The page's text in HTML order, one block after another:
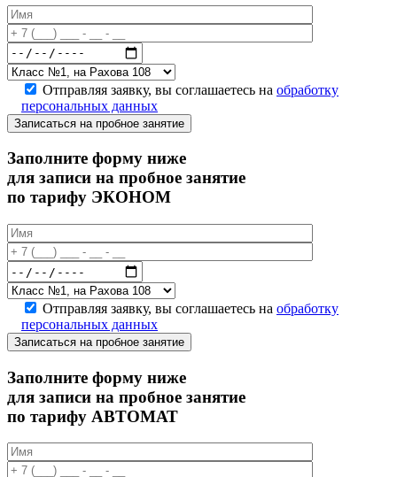
Отправляя заявку, вы соглашаетесь на обработку
персональных данных
Записаться на пробное занятие
Заполните форму ниже
для записи на пробное занятие
по тарифу ЭКОНОМ
Отправляя заявку, вы соглашаетесь на обработку
персональных данных
Записаться на пробное занятие
Заполните форму ниже
для записи на пробное занятие
по тарифу АВТОМАТ